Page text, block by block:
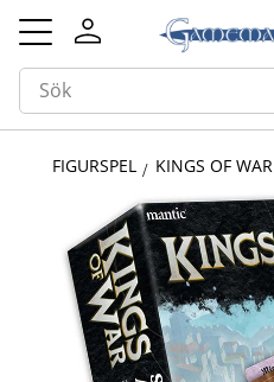
Meny
FIGURSPEL KINGS OF WAR